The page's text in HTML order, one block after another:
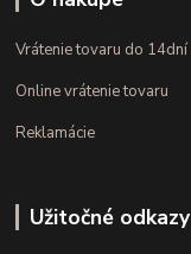
Vrátenie tovaru do 14dní
Online vrátenie tovaru
Reklamácie
Užitočné odkazy